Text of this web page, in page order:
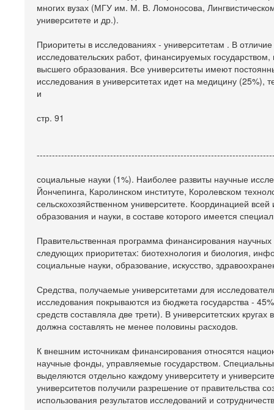
многих вузах (МГУ им. М. В. Ломоносова,
университете и др.).
Приоритеты в исследованиях - университетам . В
исследовательских работ, финансируемых
высшего образования. Все университеты имеют
исследования в университетах идет на медицину (25%),
и
стр. 91
социальные науки (1%). Наиболее развиты научные
Йончепинга, Каролинском институте, Королевском
сельскохозяйственном университете. Координацией
образования и науки, в составе которого имеется
Правительственная программа финансирования
следующих приоритетах: биотехнология и биология,
социальные науки, образование, искусство,
Средства, получаемые университетами для
исследования покрываются из бюджета государства -
средств составляла две трети). В университетских
должна составлять не менее половины расходов.
К внешним источникам финансирования относятся
научные фонды, управляемые государством.
выделяются отдельно каждому университету и
университетов получили разрешение от правительства
использования результатов исследований и